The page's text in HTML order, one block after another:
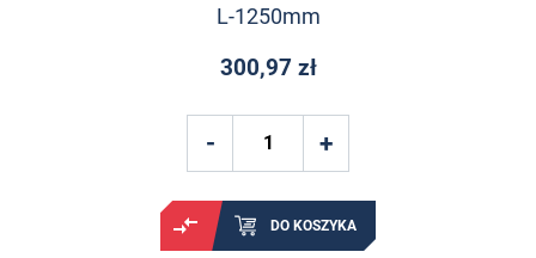
L-1250mm
300,97 zł
DO KOSZYKA